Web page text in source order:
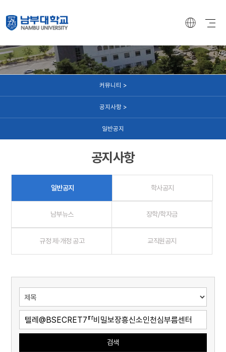
커뮤니티 >
공지사항 >
일반공지
공지사항
일반공지 학사공지
남부뉴스 장학/학자금
규정 제·개정 공고 교직원공지
검색